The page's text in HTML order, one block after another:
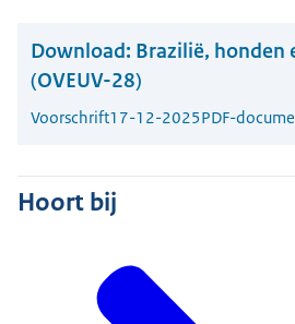
Download: Brazilië, honden
(OVEUV-28)
Voorschrift17-12-2025PDF-
Hoort bij